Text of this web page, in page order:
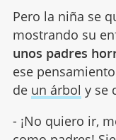
Pero la niña se
mostrando su
unos padres
ese
de un árbol y se
- ¡No quiero ir,